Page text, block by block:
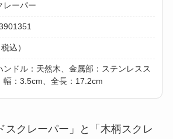
レーパー
込）
ンドル：天然木、金属部：ステンレスス
幅：3.5cm、全長：17.2cm
スクレーパー」と「木柄スクレ